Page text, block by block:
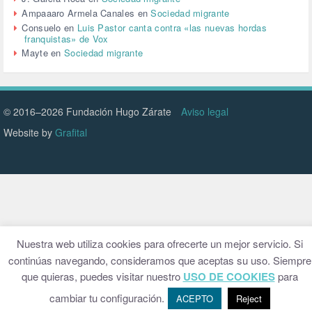
VENEZULA (1)
VIAJES (1)
VIOLENCIA (2)
VIOLENCIA DE GÉNERO (223)
VIVIENDA (9)
VOLODIMIR ZELENSKY (1)
Ampaaaro Armela Canales enSociedad migrante
Consuelo en Luis Pastor canta contra «las nuevas hordas
franquistas» de Vox
MayteenSociedad migrante
© 2016–2026 Fundación Hugo Zárate
Aviso legal
Website by Grafital
Nuestra web utiliza cookies para ofrecerte un mejor servicio. Si
continúas navegando, consideramos que aceptas su uso. Siempre
que quieras, puedes visitar nuestro USO DE COOKIESpara
cambiar tu configuración.
ACEPTO Reject